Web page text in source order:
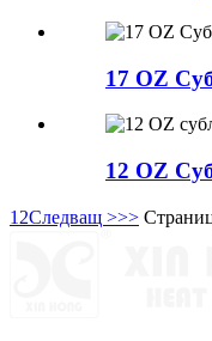
17 OZ
12 OZ
1 2Следващ >>>